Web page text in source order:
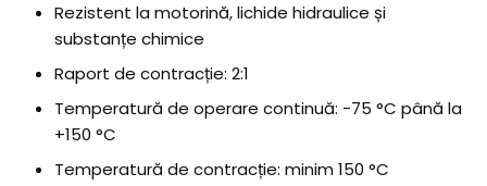
Rezistent la motorină, lichide hidraulice și
substanțe chimice
Raport de contracție: 2:1
Temperatură de operare continuă: −75 °C până la
+150 °C
Temperatură de contracție: minim 150 °C